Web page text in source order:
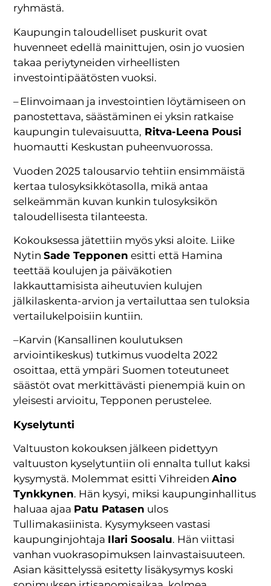
ryhmästä.
Kaupungin taloudelliset puskurit ovat
huvenneet edellä mainittujen, osin jo vuosien
takaa periytyneiden virheellisten
investointipäätösten vuoksi.
– Elinvoimaan ja investointien löytämiseen on
panostettava, säästäminen ei yksin ratkaise
kaupungin tulevaisuutta, Ritva-Leena Pousi
huomautti Keskustan puheenvuorossa.
Vuoden 2025 talousarvio tehtiin ensimmäistä
kertaa tulosyksikkötasolla, mikä antaa
selkeämmän kuvan kunkin tulosyksikön
taloudellisesta tilanteesta.
Kokouksessa jätettiin myös yksi aloite. Liike
NytinSade Tepponen esitti että Hamina
teettää koulujen ja päiväkotien
lakkauttamisista aiheutuvien kulujen
jälkilaskenta-arvion ja vertailuttaa sen tuloksia
vertailukelpoisiin kuntiin.
–Karvin (Kansallinen koulutuksen
arviointikeskus) tutkimus vuodelta 2022
osoittaa, että ympäri Suomen toteutuneet
säästöt ovat merkittävästi pienempiä kuin on
yleisesti arvioitu, Tepponen perustelee.
Kyselytunti
Valtuuston kokouksen jälkeen pidettyyn
valtuuston kyselytuntiin oli ennalta tullut kaksi
kysymystä. Molemmat esitti VihreidenAino
Tynkkynen. Hän kysyi, miksi kaupunginhallitus
haluaa ajaa Patu Patasen ulos
Tullimakasiinista. Kysymykseen vastasi
kaupunginjohtaja Ilari Soosalu. Hän viittasi
vanhan vuokrasopimuksen lainvastaisuuteen.
Asian käsittelyssä esitetty lisäkysymys koski